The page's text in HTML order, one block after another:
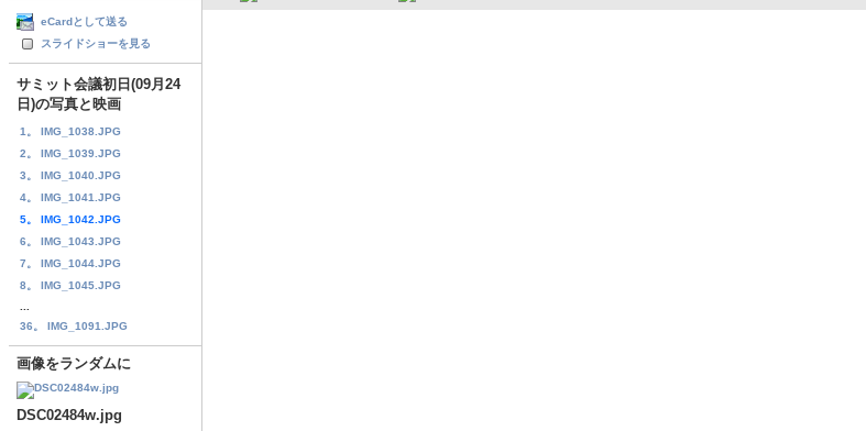
eCardとして送る
スライドショーを見る
サミット会議初日(09月24
日)の写真と映画
1。 IMG_1038.JPG
2。 IMG_1039.JPG
3。 IMG_1040.JPG
4。 IMG_1041.JPG
5。 IMG_1042.JPG
6。 IMG_1043.JPG
7。 IMG_1044.JPG
8。 IMG_1045.JPG
36。 IMG_1091.JPG
画像をランダムに
DSC02484w.jpg